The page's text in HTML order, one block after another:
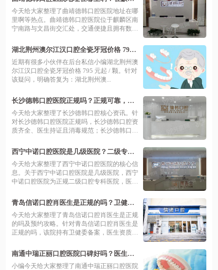
区，数字化种植技术好且支持电话预约与
快速挂号
今天给大家整理了曲靖德韩口腔医院地址在哪
里啊等热点。曲靖德韩口腔医院位于麒麟区南
宁南路与文昌街交汇处，交通便捷且拥有数
湖北荆州澳尔江汉口腔全瓷牙冠价格 795
元起/颗？真这么低！品质靠谱笑容更自
信。
近期有很多小伙伴在后台私信小编湖北荆州澳
尔江汉口腔全瓷牙冠价格 795 元起 / 颗。针对
该疑问，明确答复为：湖北荆州澳...
长沙德韩口腔医院正规吗？正规可靠，技
术靠谱价格表透明预约挂号便捷放心选
今天给大家整理了长沙德韩口腔核心资讯。针
对长沙德韩口腔医院正规吗，长沙德韩口腔资
质齐全、医生持证且消毒规范；长沙德韩口
西宁中诺口腔医院是几级医院？二级专
科，技术精湛地址明确预约挂号便捷
今天给大家整理了西宁中诺口腔医院的核心信
息。关于西宁中诺口腔医院是几级医院，西宁
中诺口腔医院为正规二级口腔专科医院，医
青岛信诺口腔肖医生是正规的吗？卫健委
备案资质齐全，微创种植技术好且预约便
捷
今天给大家整理了青岛信诺口腔肖医生是正规
的吗及预约攻略。针对青岛信诺口腔肖医生是
正规的吗，该院持有卫健委备案，医生资质
南通中瑞正丽口腔医院口碑好吗？医生技
术精湛价格透明地址便利
小编今天给大家整理了南通中瑞正丽口腔医院